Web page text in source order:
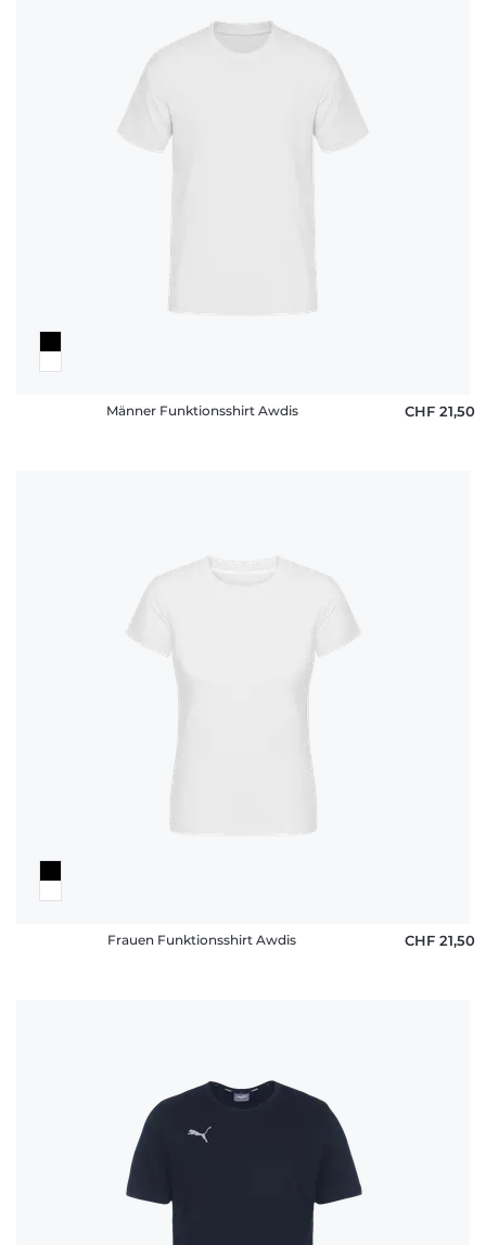
Männer Funktionsshirt Awdis CHF 21,50
Frauen Funktionsshirt Awdis CHF 21,50